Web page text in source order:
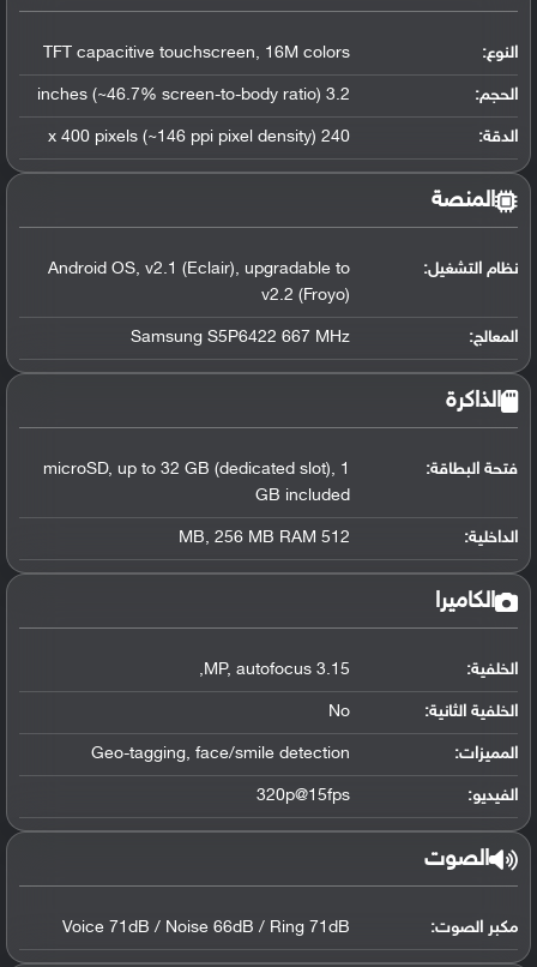
النوع: TFT capacitive touchscreen, 16M colors
الحجم: 3.2 inches (~46.7% screen-to-body ratio)
الدقة: 240 x 400 pixels (~146 ppi pixel density)
المنصة
نظام التشغيل:
Android OS, v2.1 (Eclair), upgradable to
v2.2 (Froyo)
المعالج:
Samsung S5P6422 667 MHz
الذاكرة
فتحة البطاقة:
microSD, up to 32 GB (dedicated slot), 1
GB included
الداخلية: 512 MB, 256 MB RAM
الكاميرا
الخلفية: 3.15 MP, autofocus,
الخلفية الثانية: No
المميزات: Geo-tagging, face/smile detection
الفيديو: 320p@15fps
الصوت
مكبر الصوت: Voice 71dB / Noise 66dB / Ring 71dB